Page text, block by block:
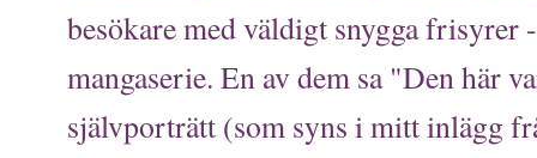
besökare med väldigt snygga frisyrer
mangaserie. En av dem sa "Den här
självporträtt (som syns i mitt inlägg